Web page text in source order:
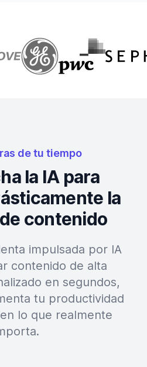
de tu tiempo
la IA para
la
contenido
impulsada por IA
contenido de alta
en segundos,
tu productividad
lo que realmente